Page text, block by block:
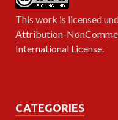
This work is licensed
Attribution-
International License.
CATEGORIES